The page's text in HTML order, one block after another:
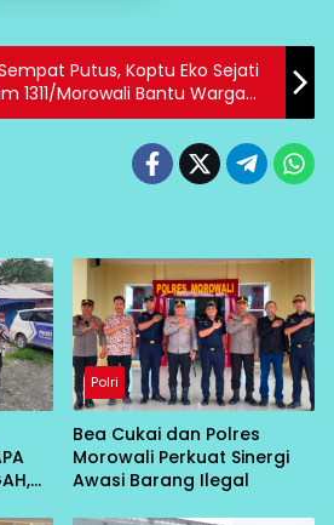
Putus, Koptu Eko Sejati
1311/Morowali Bantu Warga
Tanah Longsor
Polri
Bea Cukai dan Polres
Morowali Perkuat Sinergi
Awasi Barang Ilegal